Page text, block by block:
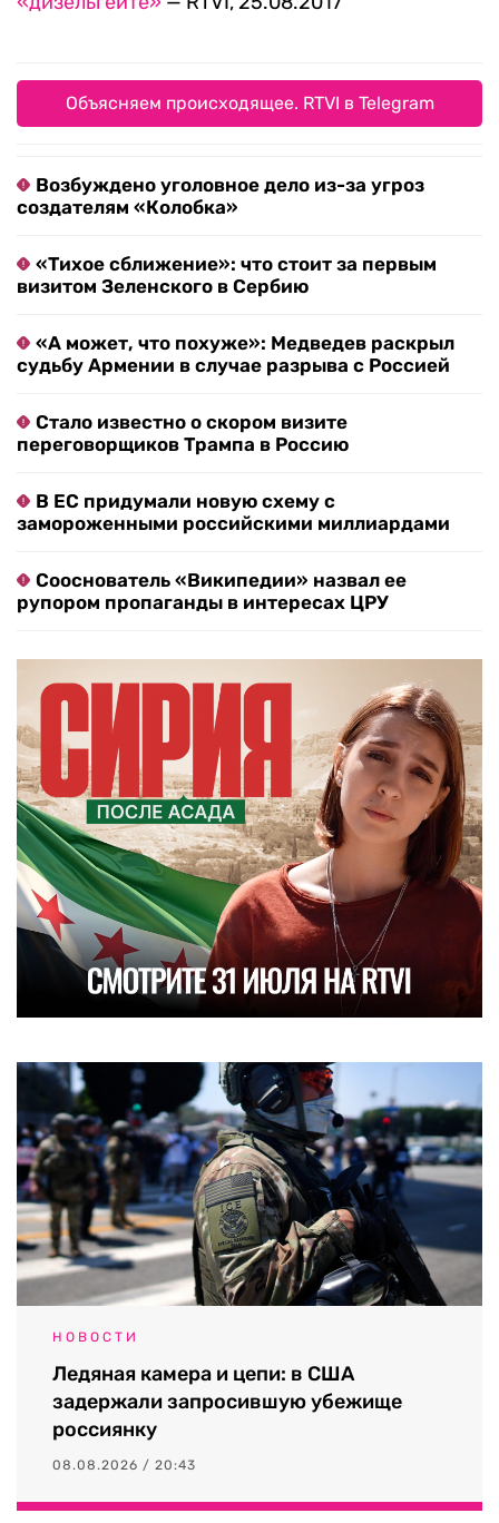
Объясняем происходящее. RTVI в Telegram
Возбуждено уголовное дело из-за угроз
создателям «Колобка»
«Тихое сближение»: что стоит за первым
визитом Зеленского в Сербию
«А может, что похуже»: Медведев раскрыл
судьбу Армении в случае разрыва с Россией
Стало известно о скором визите
переговорщиков Трампа в Россию
В ЕС придумали новую схему с
замороженными российскими миллиардами
Сооснователь «Википедии» назвал ее
рупором пропаганды в интересах ЦРУ
НОВОСТИ
Ледяная камера и цепи: в США
задержали запросившую убежище
россиянку
08.08.2026 / 20:43